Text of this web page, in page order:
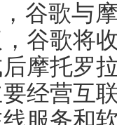
，谷歌与
谷歌将
摩托罗
经营互